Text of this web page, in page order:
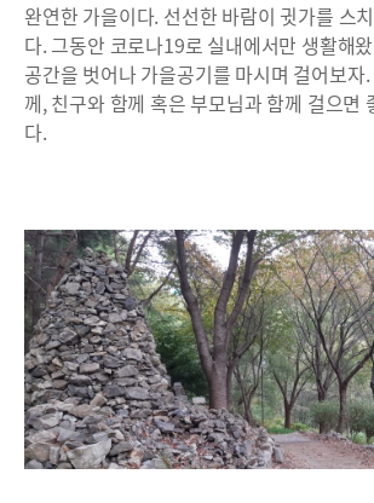
완연한 가을이다. 선선한 바람이 귓가를 스
다. 그동안 코로나19로 실내에서만 생활해
공간을 벗어나 가을공기를 마시며 걸어보자
께, 친구와 함께 혹은 부모님과 함께 걸으면
다.